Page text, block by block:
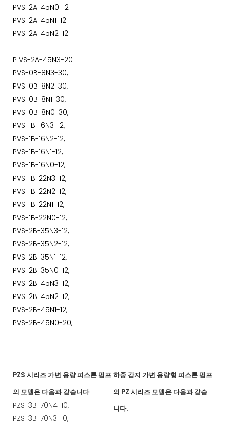
PVS-2A-45N0-12
PVS-2A-45N1-12
PVS-2A-45N2-12
P VS-2A-45N3-20
PVS-0B-8N3-30,
PVS-0B-8N2-30,
PVS-0B-8N1-30,
PVS-0B-8N0-30,
PVS-1B-16N3-12,
PVS-1B-16N2-12,
PVS-1B-16N1-12,
PVS-1B-16N0-12,
PVS-1B-22N3-12,
PVS-1B-22N2-12,
PVS-1B-22N1-12,
PVS-1B-22N0-12,
PVS-2B-35N3-12,
PVS-2B-35N2-12,
PVS-2B-35N1-12,
PVS-2B-35N0-12,
PVS-2B-45N3-12,
PVS-2B-45N2-12,
PVS-2B-45N1-12,
PVS-2B-45N0-20,
PZS 시리즈 가변 용량 피스톤 펌프
의 모델은 다음과 같습니다
PZS-3B-70N4-10,
PZS-3B-70N3-10,
하중 감지 가변 용량형 피스톤 펌프
의 PZ 시리즈 모델은 다음과 같습
니다.